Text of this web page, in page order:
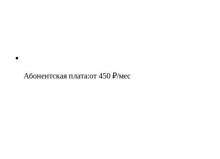
Абонентская плата:от 450 ₽/мес